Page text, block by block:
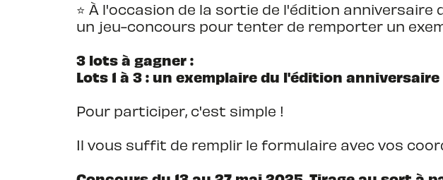
⭐️ À l'occasion de la sortie de l'édition anniversaire
un jeu-concours pour tenter de remporter un
3 lots à gagner :
Lots 1 à 3 : un exemplaire du l'édition anniversaire
Pour participer, c'est simple !
Il vous suffit de remplir le formulaire avec vos